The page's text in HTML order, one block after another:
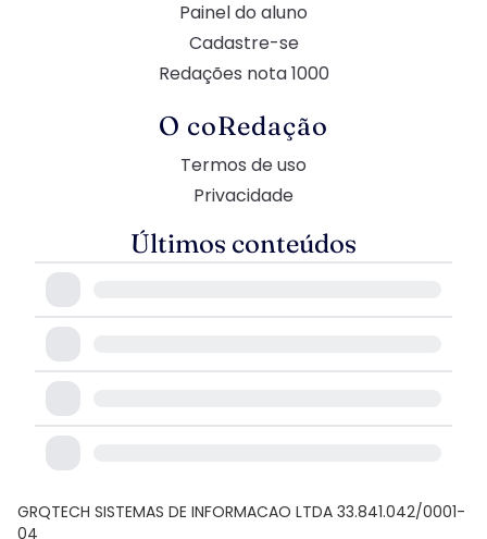
Painel do aluno
Cadastre-se
Redações nota 1000
O coRedação
Termos de uso
Privacidade
Últimos conteúdos
GRQTECH SISTEMAS DE INFORMACAO LTDA 33.841.042/0001-
04